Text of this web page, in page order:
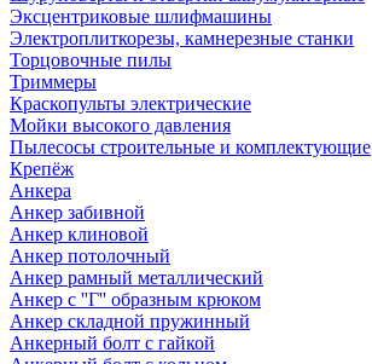
Эксцентриковые шлифмашины
Электроплиткорезы, камнерезные станки
Торцовочные пилы
Триммеры
Краскопульты электрические
Мойки высокого давления
Пылесосы строительные и комплектующие
Крепёж
Анкера
Анкер забивной
Анкер клиновой
Анкер потолочный
Анкер рамный металлический
Анкер с ''Г'' образным крюком
Анкер складной пружинный
Анкерный болт с гайкой